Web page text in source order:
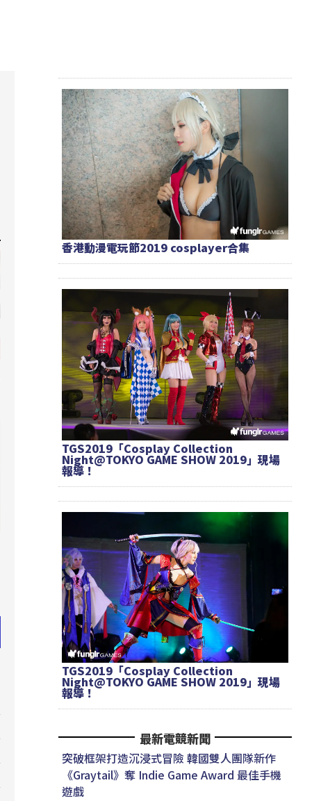
香港動漫電玩節2019 cosplayer合集
TGS2019「Cosplay Collection
Night@TOKYO GAME SHOW 2019」現場
報導！
TGS2019「Cosplay Collection
Night@TOKYO GAME SHOW 2019」現場
報導！
最新電競新聞
突破框架打造沉浸式冒險 韓國雙人團隊新作
《Graytail》奪 Indie Game Award 最佳手機
遊戲